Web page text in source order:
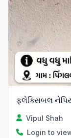
ફ્લેક્સિબલ
Vipul Shah
Login to